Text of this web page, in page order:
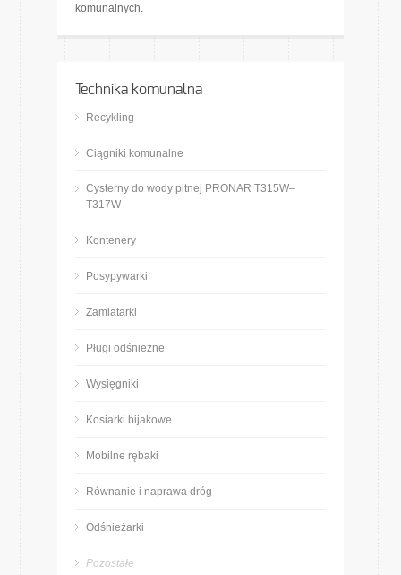
komunalnych.
Technika komunalna
Recykling
Ciągniki komunalne
Cysterny do wody pitnej PRONAR T315W–
T317W
Kontenery
Posypywarki
Zamiatarki
Pługi odśnieżne
Wysięgniki
Kosiarki bijakowe
Mobilne rębaki
Równanie i naprawa dróg
Odśnieżarki
Pozostałe